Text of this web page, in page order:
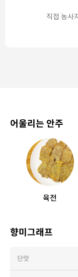
직접 농사
어울리는 안주
육전
향미그래프
단맛